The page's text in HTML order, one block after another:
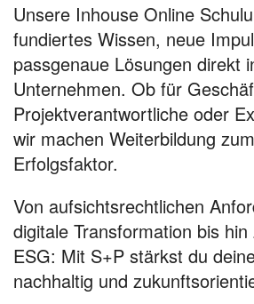
Unsere Inhouse Online
fundiertes Wissen, neue
passgenaue Lösungen direkt
Unternehmen. Ob für
Projektverantwortliche oder
wir machen Weiterbildung
Erfolgsfaktor.
Von aufsichtsrechtlichen
digitale Transformation bis
ESG: Mit S+P stärkst du
nachhaltig und